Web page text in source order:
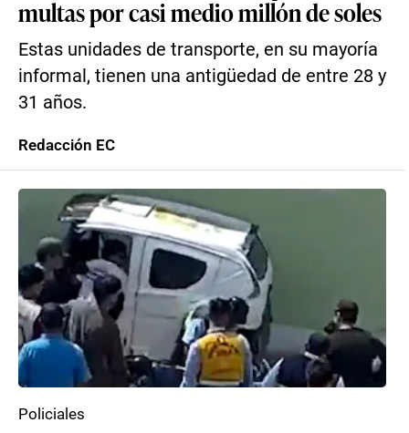
multas por casi medio millón de soles
Estas unidades de transporte, en su mayoría
informal, tienen una antigüedad de entre 28 y
31 años.
Redacción EC
Policiales